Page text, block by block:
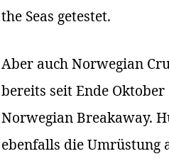
the Seas getestet.
Aber auch Norwegian
bereits seit Ende
Norwegian Breakaway.
ebenfalls die Umrüstung